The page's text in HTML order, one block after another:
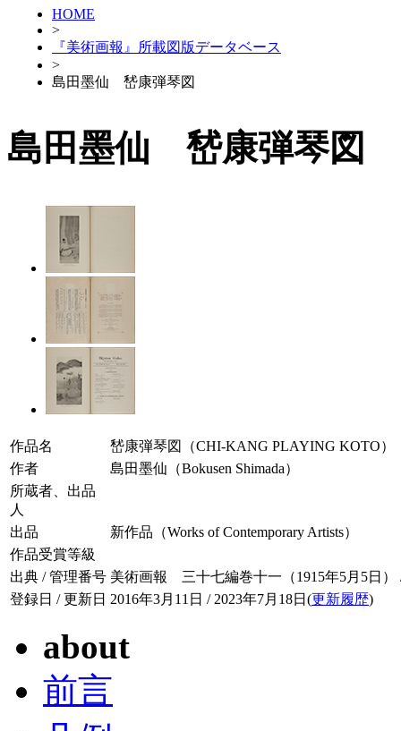
HOME
>
『美術画報』所載図版データベース
>
島田墨仙 嵆康弾琴図
島田墨仙 嵆康弾琴図
作品名
嵆康弾琴図（CHI-KANG PLAYING KOTO）
作者
島田墨仙（Bokusen Shimada）
所蔵者、出品
人
出品
新作品（Works of Contemporary Artists）
作品受賞等級
出典 / 管理番号 美術画報 三十七編巻十一（1915年5月5日）
登録日 / 更新日 2016年3月11日 / 2023年7月18日(更新履歴)
about
前言